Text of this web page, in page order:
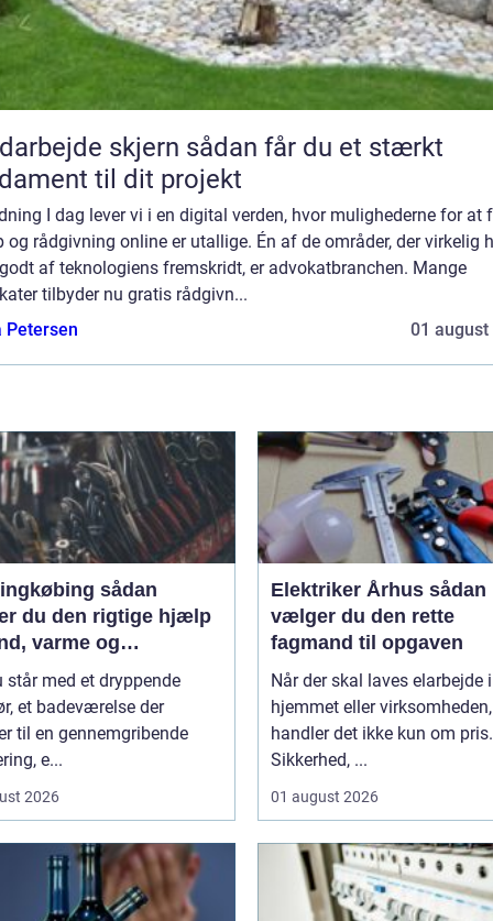
skjern sådan får du et stærkt
til dit projekt
I dag lever vi i en digital verden, hvor mulighederne for at
rådgivning online er utallige. Én af de områder, der virkelig
af teknologiens fremskridt, er advokatbranchen. Mange
tilbyder nu gratis rådgivn...
Petersen
01 august
sådan
du den rigtige hjælp
varme og
står med et dryppende
et badeværelse der
til en gennemgribende
e...
2026
Elektriker Århus sådan
vælger du den rette
fagmand til opgaven
Når der skal laves elarbejde i
hjemmet eller virksomheden,
handler det ikke kun om pris.
Sikkerhed, ...
01 august 2026